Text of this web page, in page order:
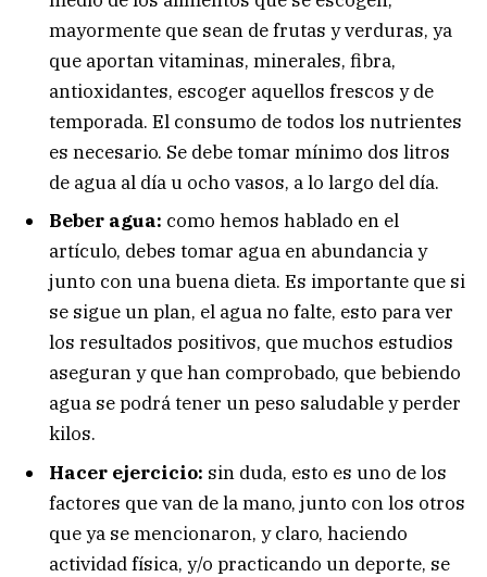
mayormente que sean de frutas y verduras, ya
que aportan vitaminas, minerales, fibra,
antioxidantes, escoger aquellos frescos y de
temporada. El consumo de todos los nutrientes
es necesario. Se debe tomar mínimo dos litros
de agua al día u ocho vasos, a lo largo del día.
Beber agua: como hemos hablado en el
artículo, debes tomar agua en abundancia y
junto con una buena dieta. Es importante que si
se sigue un plan, el agua no falte, esto para ver
los resultados positivos, que muchos estudios
aseguran y que han comprobado, que bebiendo
agua se podrá tener un peso saludable y perder
kilos.
Hacer ejercicio: sin duda, esto es uno de los
factores que van de la mano, junto con los otros
que ya se mencionaron, y claro, haciendo
actividad física, y/o practicando un deporte, se